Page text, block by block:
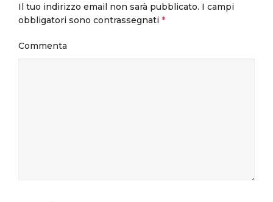
Il tuo indirizzo email non sarà pubblicato. I campi
obbligatori sono contrassegnati *
Commenta